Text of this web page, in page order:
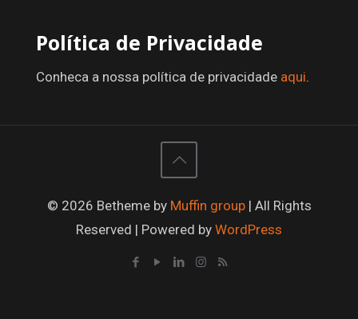
Política de Privacidade
Conheca a nossa política de privacidade aqui.
© 2026 Betheme by Muffin group| All Rights
Reserved | Powered by WordPress